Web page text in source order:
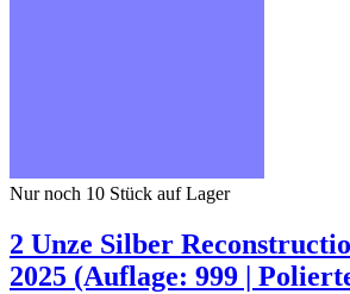
Nur noch 10 Stück auf Lager
2 Unze Silber
2025 (Auflage: 999 |